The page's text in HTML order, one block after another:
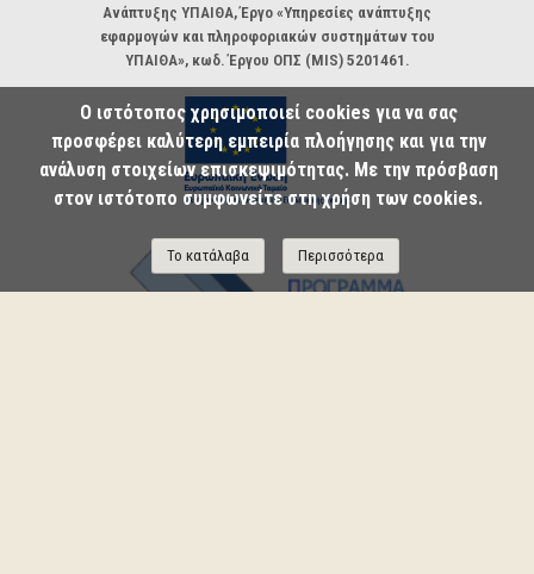
Ανάπτυξης ΥΠΑΙΘΑ, Έργο «Υπηρεσίες ανάπτυξης
εφαρμογών και πληροφοριακών συστημάτων του
ΥΠΑΙΘΑ», κωδ. Έργου ΟΠΣ (MIS) 5201461.
Ο ιστότοπος χρησιμοποιεί cookies για να σας
προσφέρει καλύτερη εμπειρία πλοήγησης και για την
ανάλυση στοιχείων επισκεψιμότητας. Με την πρόσβαση
στον ιστότοπο συμφωνείτε στη χρήση των cookies.
Το κατάλαβα Περισσότερα